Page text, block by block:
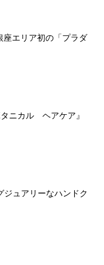
座エリア初の「プラダ
タニカル ヘアケア』
ジュアリーなハンドク